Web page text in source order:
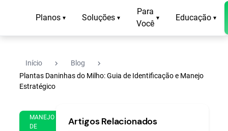
Planos ▾ Soluções ▾
Para
Você
▾ Educação ▾
Início navigate_next Blog navigate_next
Plantas Daninhas do Milho: Guia de Identificação e Manejo
Estratégico
MANEJO
DE
de
min
Artigos Relacionados